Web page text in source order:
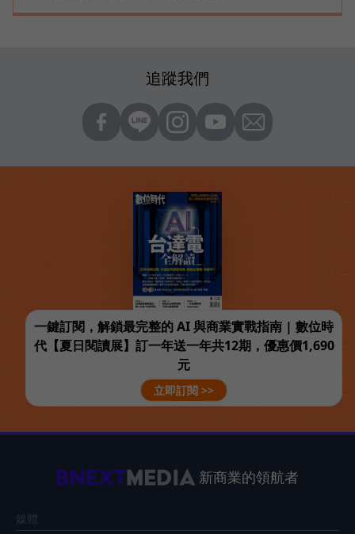
追蹤我們
一鍵訂閱，解鎖最完整的 AI 與商業實戰指南 | 數位時
代【夏日閱讀展】訂一年送一年共12期，優惠價1,690
元
立即訂閱 >>
新商業的領航者
媒體